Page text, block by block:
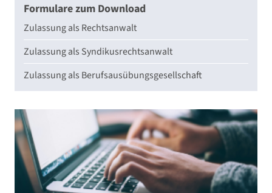
Formulare zum Download
Zulassung als Rechtsanwalt
Zulassung als Syndikusrechtsanwalt
Zulassung als Berufsausübungsgesellschaft